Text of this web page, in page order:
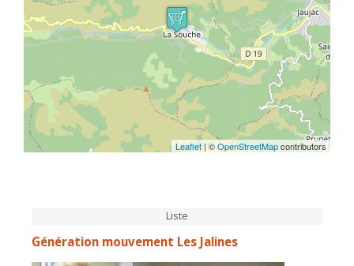
Leaflet | ©OpenStreetMapcontributors
Liste
Génération mouvement Les Jalines